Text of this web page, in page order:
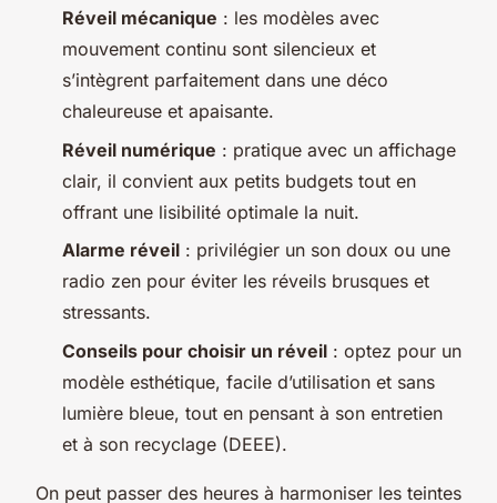
Réveil mécanique : les modèles avec
mouvement continu sont silencieux et
s’intègrent parfaitement dans une déco
chaleureuse et apaisante.
Réveil numérique : pratique avec un affichage
clair, il convient aux petits budgets tout en
offrant une lisibilité optimale la nuit.
Alarme réveil : privilégier un son doux ou une
radio zen pour éviter les réveils brusques et
stressants.
Conseils pour choisir un réveil : optez pour un
modèle esthétique, facile d’utilisation et sans
lumière bleue, tout en pensant à son entretien
et à son recyclage (DEEE).
On peut passer des heures à harmoniser les teintes